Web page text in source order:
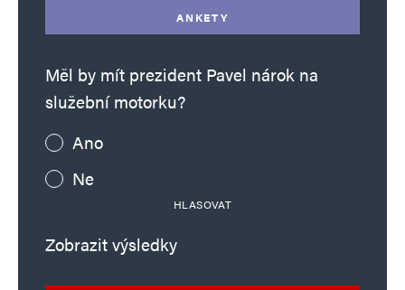
ANKETY
Měl by mít prezident Pavel nárok na
služební motorku?
Ano
Ne
HLASOVAT
Zobrazit výsledky